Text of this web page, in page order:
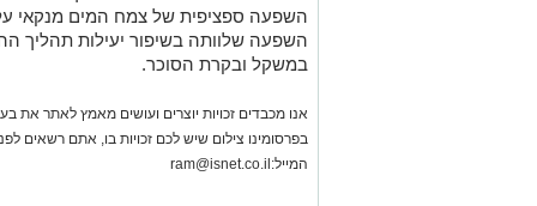
אנו מכבדים זכויות יוצרים ועושים מאמץ לאתר את
בפרסומינו צילום שיש לכם זכויות בו, אתם רשאים
המייל:ram@isnet.co.il
אינדקס העסקים של באר שבע נט